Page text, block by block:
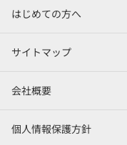
はじめての方へ
サイトマップ
会社概要
個人情報保護方針